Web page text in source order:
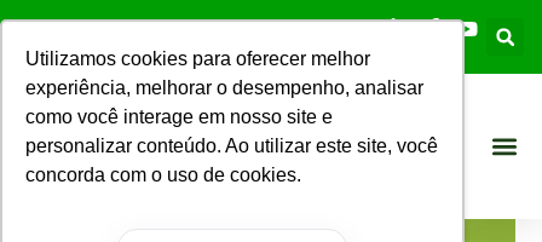
Utilizamos cookies para oferecer melhor
experiência, melhorar o desempenho, analisar
como você interage em nosso site e
personalizar conteúdo. Ao utilizar este site, você
concorda com o uso de cookies.